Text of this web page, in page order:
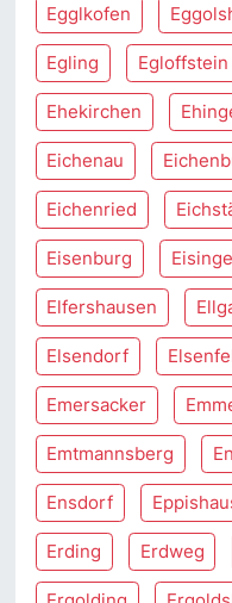
Egglkofen
Egling Egloffstein
Ehekirchen
Eichenau
Eichenried
Eisenburg
Elfershausen
Elsendorf
Emersacker
Emtmannsberg
Ensdorf
Erding Erdweg